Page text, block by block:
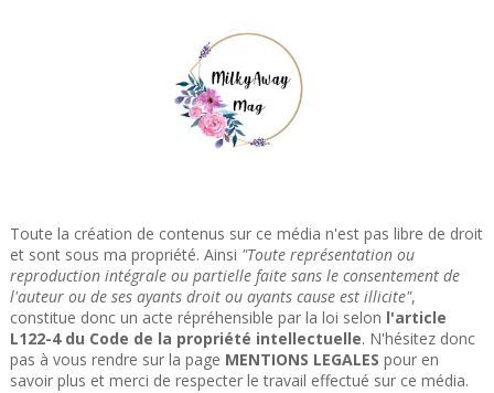
Toute la création de contenus sur ce média n'est pas libre de droit
et sont sous ma propriété. Ainsi "Toute représentation ou
reproduction intégrale ou partielle faite sans le consentement de
l'auteur ou de ses ayants droit ou ayants cause est illicite",
constitue donc un acte répréhensible par la loi selon l'article
L122-4 du Code de la propriété intellectuelle. N'hésitez donc
pas à vous rendre sur la page MENTIONS LEGALES pour en
savoir plus et merci de respecter le travail effectué sur ce média.